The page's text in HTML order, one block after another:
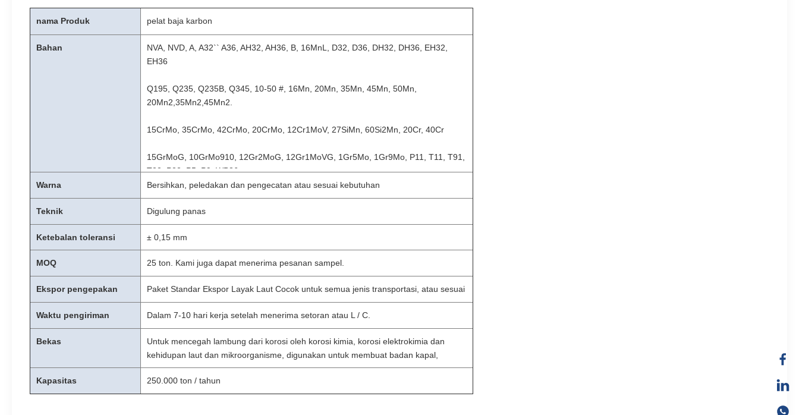
nama Produk pelat baja karbon
Bahan
NVA, NVD, A, A32`` A36, AH32, AH36, B, 16MnL, D32, D36, DH32, DH36, EH32,
EH36
Q195, Q235, Q235B, Q345, 10-50 #, 16Mn, 20Mn, 35Mn, 45Mn, 50Mn,
20Mn2,35Mn2,45Mn2.
15CrMo, 35CrMo, 42CrMo, 20CrMo, 12Cr1MoV, 27SiMn, 60Si2Mn, 20Cr, 40Cr
15GrMoG, 10GrMo910, 12Gr2MoG, 12Gr1MoVG, 1Gr5Mo, 1Gr9Mo, P11, T11, T91,
T22, P22, P5, P9, WB36
Warna
Bersihkan, peledakan dan pengecatan atau sesuai kebutuhan
Teknik Digulung panas
Ketebalan toleransi ± 0,15 mm
MOQ 25 ton. Kami juga dapat menerima pesanan sampel.
Ekspor pengepakan
Paket Standar Ekspor Layak Laut Cocok untuk semua jenis transportasi, atau sesuai
kebutuhan.
Waktu pengiriman
Dalam 7-10 hari kerja setelah menerima setoran atau L / C.
Bekas
Untuk mencegah lambung dari korosi oleh korosi kimia, korosi elektrokimia dan
kehidupan laut dan mikroorganisme, digunakan untuk membuat badan kapal,
geladak dll.
Kapasitas
250.000 ton / tahun